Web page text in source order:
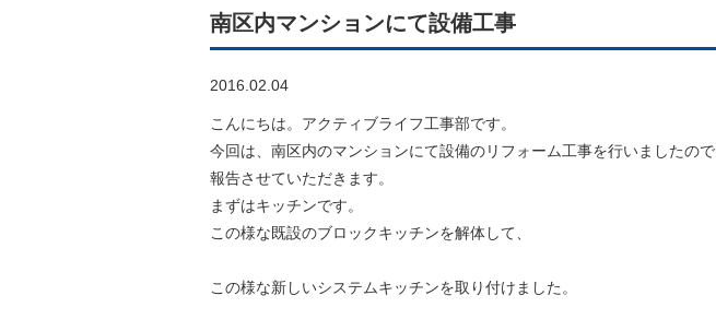
南区内マンションにて設備工事
2016.02.04
こんにちは。アクティブライフ工事部です。
今回は、南区内のマンションにて設備のリフォーム工事を行いましたので
報告させていただきます。
まずはキッチンです。
この様な既設のブロックキッチンを解体して、
この様な新しいシステムキッチンを取り付けました。